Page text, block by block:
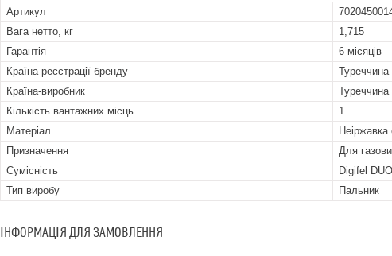
Артикул
Вага нетто, кг
1,715
Гарантія
6 місяців
Країна реєстрації бренду
Туреччина
Країна-виробник
Туреччина
Кількість вантажних місць
1
Матеріал
Неіржавка
Призначення
Для
Сумісність
Digifel
Тип виробу
Пальник
ІНФОРМАЦІЯ ДЛЯ ЗАМОВЛЕННЯ